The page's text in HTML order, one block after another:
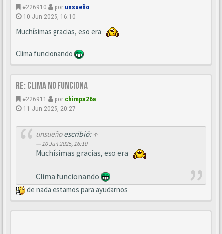
#226910 por unsueño
10 Jun 2025, 16:10
Muchísimas gracias, eso era
Clima funcionando
Re: Clima no funciona
#226911 por chimpa26a
11 Jun 2025, 20:27
unsueñoescribió: ↑
10 Jun 2025, 16:10
Muchísimas gracias, eso era
Clima funcionando
de nada estamos para ayudarnos